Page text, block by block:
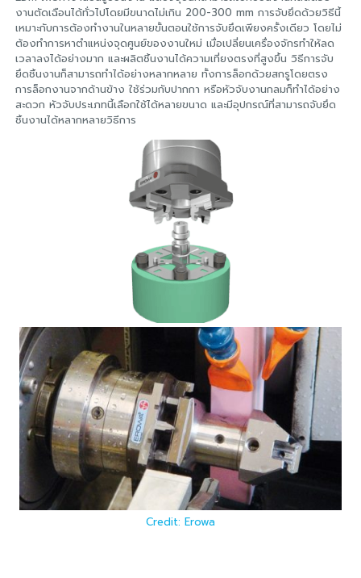
งานตัดเฉือนได้ทั่วไปโดยมีขนาดไม่เกิน 200-300 mm การจับยึดด้วยวิธีนี้
เหมาะกับการต้องทำงานในหลายขั้นตอนใช้การจับยึดเพียงครั้งเดียว โดยไม่
ต้องทำการหาตำแหน่งจุดศูนย์ของงานใหม่ เมื่อเปลี่ยนเครื่องจักรทำให้ลด
เวลาลงได้อย่างมาก และผลิตชิ้นงานได้ความเที่ยงตรงที่สูงขึ้น วิธีการจับ
ยึดชิ้นงานก็สามารถทำได้อย่างหลากหลาย ทั้งการล็อกด้วยสกรูโดยตรง
การล็อกงานจากด้านข้าง ใช้ร่วมกับปากกา หรือหัวจับงานกลมก็ทำได้อย่าง
สะดวก หัวจับประเภทนี้เลือกใช้ได้หลายขนาด และมีอุปกรณ์ที่สามารถจับยึด
ชิ้นงานได้หลากหลายวิธีการ
Credit: Erowa